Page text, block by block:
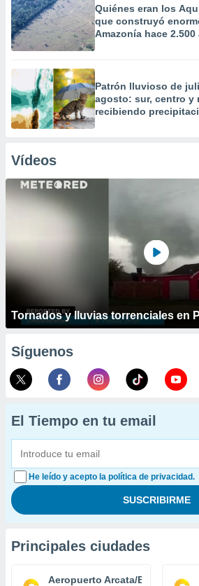
Quiénes eran los
que construyó
Amazonía hace 2.500
Patrón lluvioso de
agosto: sur, centro y
recibiendo
Vídeos
Tornados y lluvias torrenciales en
Síguenos
El Tiempo en tu email
He leído y acepto la política de privacidad.
Principales ciudades
Aeropuerto Arcata/Eureka